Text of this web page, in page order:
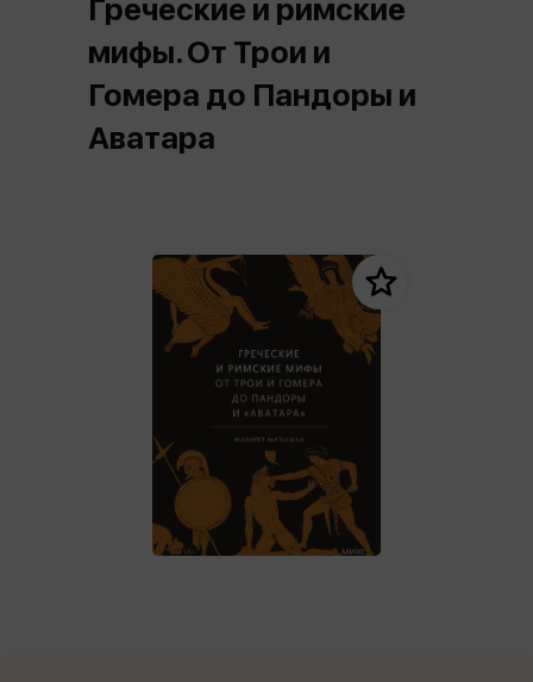
Греческие и римские
мифы. От Трои и
Гомера до Пандоры и
Аватара